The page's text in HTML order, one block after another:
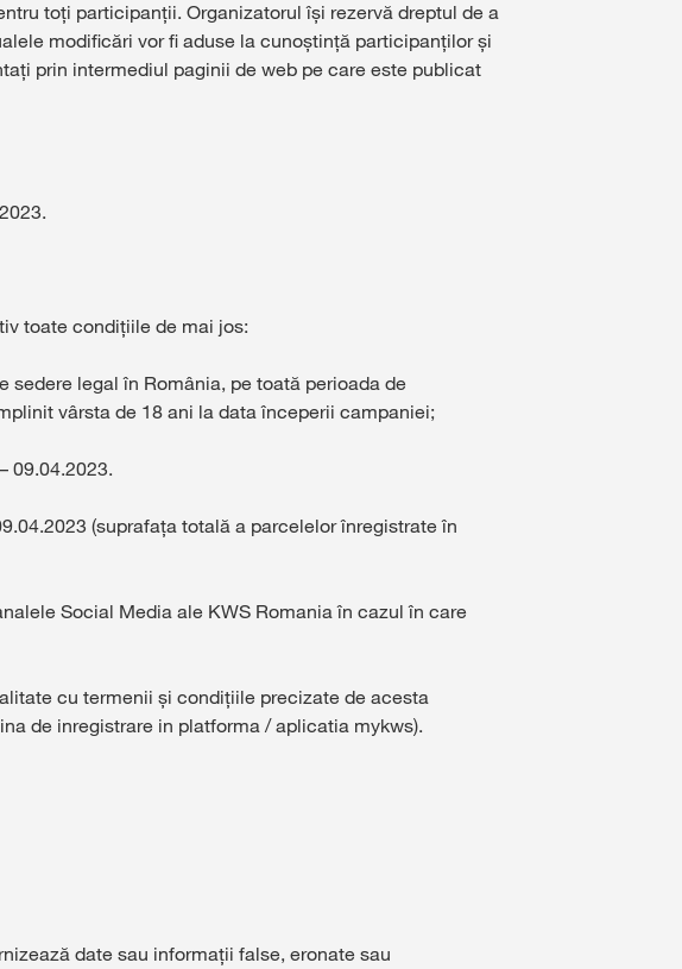
KWS MAIA
Regiunea 5
de Rezervări Online
internaționalale
KWS la
cor
toţi participanţii. Organizatorul își rezervă dreptul de a
modificări vor fi aduse la cunoștință participanților și
prin intermediul paginii de web pe care este publicat
toate condițiile de mai jos:
legal în România, pe toată perioada de
vârsta de 18 ani la data începerii campaniei;
09.04.2023.
(suprafața totală a parcelelor înregistrate în
Social Media ale KWS Romania în cazul în care
cu termenii și condițiile precizate de acesta
de inregistrare in platforma / aplicatia mykws).
date sau informații false, eronate sau